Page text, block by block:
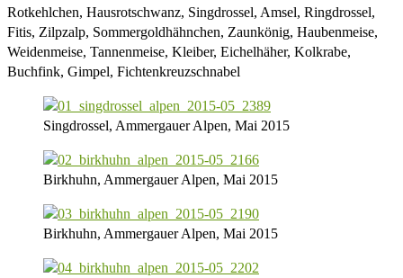
Rotkehlchen, Hausrotschwanz, Singdrossel, Amsel, Ringdrossel,
Fitis, Zilpzalp, Sommergoldhähnchen, Zaunkönig, Haubenmeise,
Weidenmeise, Tannenmeise, Kleiber, Eichelhäher, Kolkrabe,
Buchfink, Gimpel, Fichtenkreuzschnabel
Singdrossel, Ammergauer Alpen, Mai 2015
Birkhuhn, Ammergauer Alpen, Mai 2015
Birkhuhn, Ammergauer Alpen, Mai 2015